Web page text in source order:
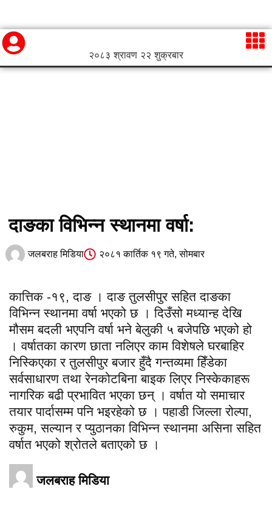
२०८३ श्रावण २२ शुक्रबार
दाङका विभिन्न स्थानमा वर्षा:
जलबराह मिडिया २०८१ कार्तिक १९ गते, सोमबार
कात्तिक -१९, दाङ । दाङ तुलसीपुर सहित दाङका
विभिन्न स्थानमा वर्षा भएको छ । दिउँसो मध्यान्ह देखि
मौसम बदली भएपनि वर्षा भने बेलुकी ५ बजेपछि भएको हो
। वर्षातका कारण छाता नलिएर काम विशेषले घरबाहिर
निस्किएका र तुलसीपुर बजार हुँदै गन्तव्यमा हिँडेका
सर्वसाधारण तथा रेनकोटबिना बाइक लिएर निस्केकाहरू
नागरिक बढी प्रभावित भएका छन् । वर्षात यो समाचार
तयार पार्दासम्म पनि भइरहेको छ । पहाडी जिल्ला रोल्पा,
रुकुम, सल्यान र प्युठानका विभिन्न स्थानमा असिना सहित
वर्षात भएको श्रोतले बताएको छ ।
जलबराह मिडिया